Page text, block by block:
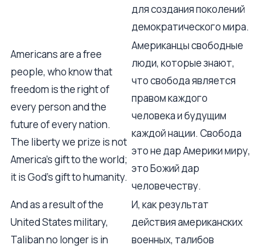
для создания поколений
демократического мира.
Americans are a free
people, who know that
freedom is the right of
every person and the
future of every nation.
The liberty we prize is not
America's gift to the world;
it is God's gift to humanity.
Американцы свободные
люди, которые знают,
что свобода является
правом каждого
человека и будущим
каждой нации. Свобода
это не дар Америки миру,
это Божий дар
человечеству.
And as a result of the
United States military,
Taliban no longer is in
И, как результат
действия американских
военных, талибов